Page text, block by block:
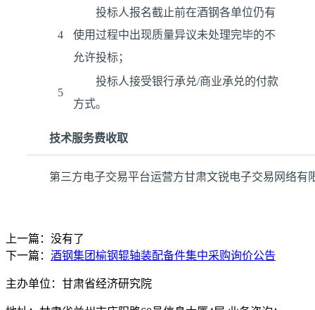
4
投标人报名截止前在酒钢各单位仍有
使用过程中出现质量异议未处理完毕的不
允许投标；
5
投标人接受银行承兑/商业承兑的付款
方式。
技术服务费收取
第三方电子交易平台运营方甘肃文锐电子交易网络
上一篇：没有了
下一篇： 酒钢集团榆钢辊轴装配备件集中采购询价公告
主办单位：甘肃省经济研究院